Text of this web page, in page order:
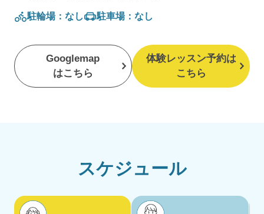
駐輪場：なし 駐車場：なし
Googlemap
はこちら
体験レッスン予約は
こちら
スケジュール